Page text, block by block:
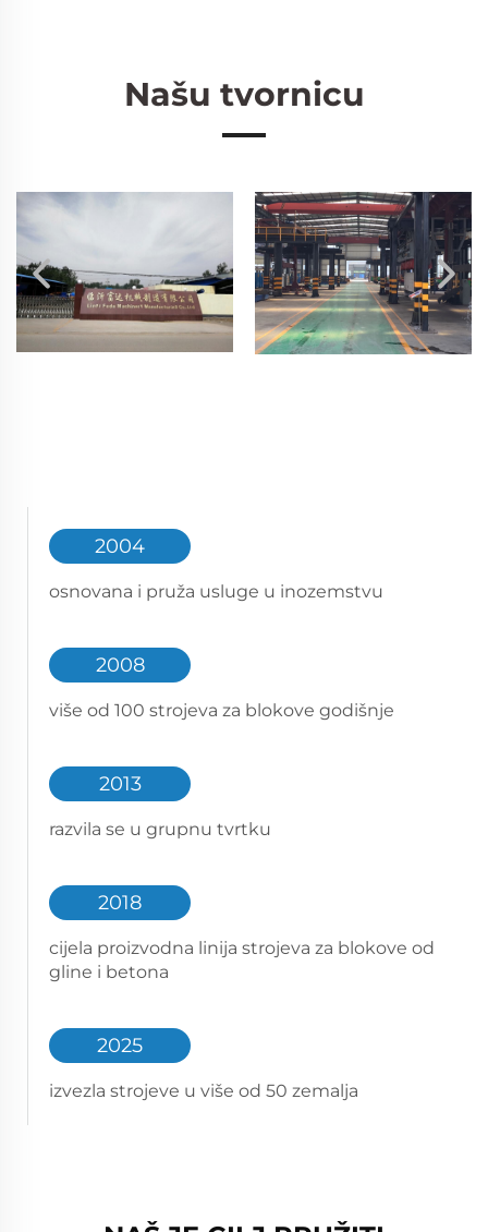
Našu tvornicu
2004
osnovana i pruža usluge u inozemstvu
2008
više od 100 strojeva za blokove godišnje
2013
razvila se u grupnu tvrtku
2018
cijela proizvodna linija strojeva za blokove od
gline i betona
2025
izvezla strojeve u više od 50 zemalja